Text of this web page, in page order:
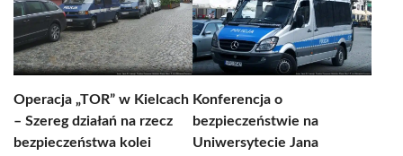
Operacja „TOR” w Kielcach
– Szereg działań na rzecz
bezpieczeństwa kolei
Konferencja o
bezpieczeństwie na
Uniwersytecie Jana